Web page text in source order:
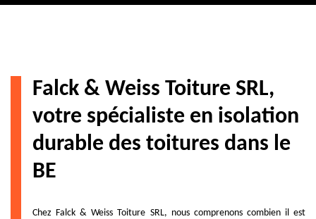
Falck & Weiss Toiture SRL,
votre spécialiste en isolation
durable des toitures dans le
BE
Chez Falck & Weiss Toiture SRL, nous comprenons combien il est